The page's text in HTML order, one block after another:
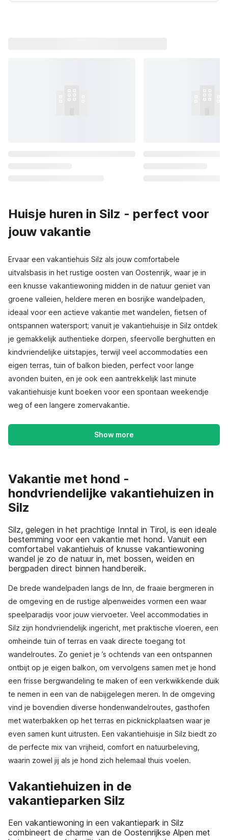
Huisje huren in Silz - perfect voor
jouw vakantie
Ervaar een vakantiehuis Silz als jouw comfortabele
uitvalsbasis in het rustige oosten van Oostenrijk, waar je in
een knusse vakantiewoning midden in de natuur geniet van
groene valleien, heldere meren en bosrijke wandelpaden,
ideaal voor een actieve vakantie met wandelen, fietsen of
ontspannen watersport; vanuit je vakantiehuisje in Silz ontdek
je gemakkelijk authentieke dorpen, sfeervolle berghutten en
kindvriendelijke uitstapjes, terwijl veel accommodaties een
eigen terras, tuin of balkon bieden, perfect voor lange
avonden buiten, en je ook een aantrekkelijk last minute
vakantiehuisje kunt boeken voor een spontaan weekendje
weg of een langere zomervakantie.
Show more
Vakantie met hond -
hondvriendelijke vakantiehuizen in
Silz
Silz, gelegen in het prachtige Inntal in Tirol, is een ideale
bestemming voor een vakantie met hond. Vanuit een
comfortabel vakantiehuis of knusse vakantiewoning
wandel je zo de natuur in, met bossen, weiden en
bergpaden direct binnen handbereik.
De brede wandelpaden langs de Inn, de fraaie bergmeren in
de omgeving en de rustige alpenweides vormen een waar
speelparadijs voor jouw viervoeter. Veel accommodaties in
Silz zijn hondvriendelijk ingericht, met praktische vloeren, een
omheinde tuin of terras en vaak directe toegang tot
wandelroutes. Zo geniet je ’s ochtends van een ontspannen
ontbijt op je eigen balkon, om vervolgens samen met je hond
een frisse bergwandeling te maken of een verkwikkende duik
te nemen in een van de nabijgelegen meren. In de omgeving
vind je bovendien diverse hondenwandelroutes, gasthofen
met waterbakken op het terras en picknickplaatsen waar je
even samen kunt uitrusten. Een vakantiehuisje in Silz biedt zo
de perfecte mix van vrijheid, comfort en natuurbeleving,
waarin zowel jij als je hond zich helemaal thuis voelen.
Vakantiehuizen in de
vakantieparken Silz
Een vakantiewoning in een vakantiepark in Silz
combineert de charme van de Oostenrijkse Alpen met